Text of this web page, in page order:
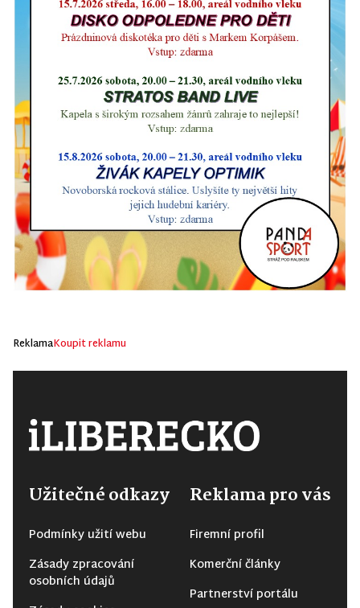
ReklamaKoupit reklamu
Užitečné odkazy
Podmínky užití webu
Zásady zpracování
osobních údajů
Reklama pro vás
Firemní profil
Komerční články
Partnerství portálu